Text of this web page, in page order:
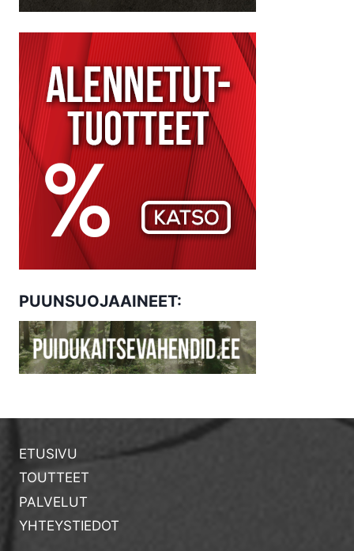
PUUNSUOJAAINEET:
ETUSIVU
TOUTTEET
PALVELUT
YHTEYSTIEDOT